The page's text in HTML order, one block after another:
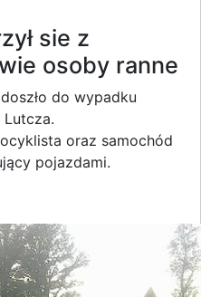
sie z
osoby ranne
do wypadku
oraz samochód
pojazdami.